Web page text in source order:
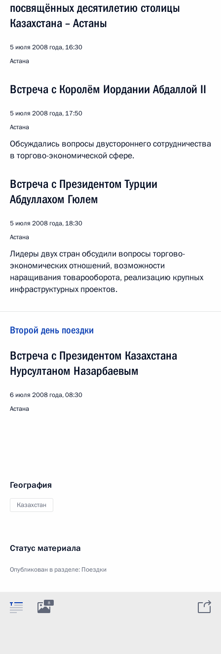
посвящённых десятилетию столицы
Казахстана – Астаны
5 июля 2008 года, 16:30
Астана
Встреча с Королём Иордании Абдаллой II
5 июля 2008 года, 17:50
Астана
Обсуждались вопросы двустороннего сотрудничества
в торгово-экономической сфере.
Встреча с Президентом Турции
Абдуллахом Гюлем
5 июля 2008 года, 18:30
Астана
Лидеры двух стран обсудили вопросы торгово-
экономических отношений, возможности
наращивания товарооборота, реализацию крупных
инфраструктурных проектов.
Второй день поездки
Встреча с Президентом Казахстана
Нурсултаном Назарбаевым
6 июля 2008 года, 08:30
Астана
География
Казахстан
Статус материала
Опубликован в разделе: Поездки
8